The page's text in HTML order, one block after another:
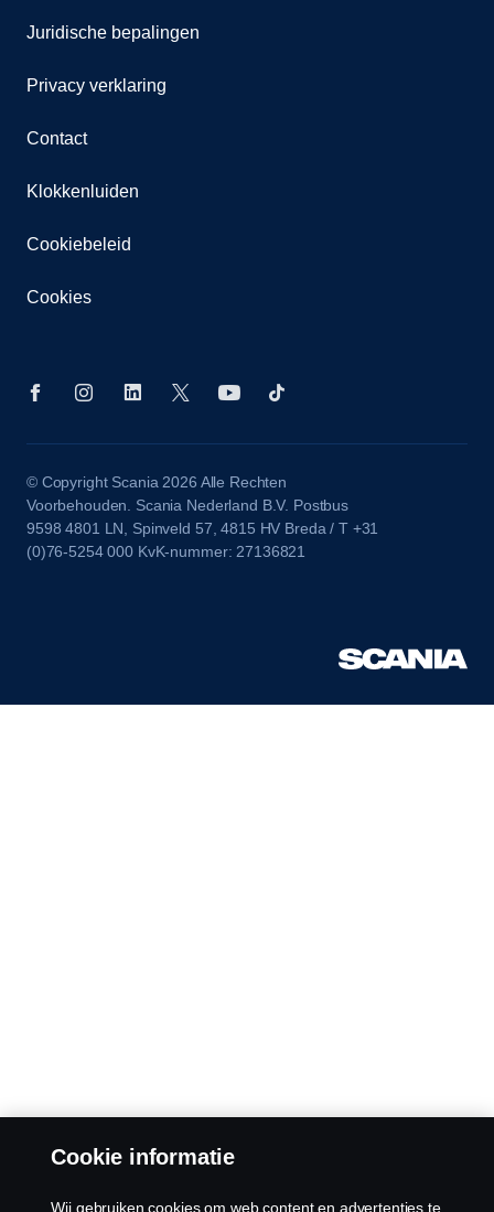
Juridische bepalingen
Privacy verklaring
Contact
Klokkenluiden
Cookiebeleid
Cookies
© Copyright Scania 2026 Alle Rechten
Voorbehouden. Scania Nederland B.V. Postbus
9598 4801 LN, Spinveld 57, 4815 HV Breda / T +31
(0)76-5254 000 KvK-nummer: 27136821
Cookie informatie
Wij gebruiken cookies om web content en advertenties te